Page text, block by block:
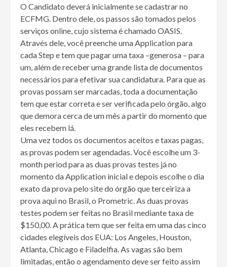
O Candidato deverá inicialmente se cadastrar no
ECFMG. Dentro dele, os passos são tomados pelos
serviços online, cujo sistema é chamado OASIS.
Através dele, você preenche uma Application para
cada Step e tem que pagar uma taxa –generosa – para
um, além de receber uma grande lista de documentos
necessários para efetivar sua candidatura. Para que as
provas possam ser marcadas, toda a documentação
tem que estar correta e ser verificada pelo órgão, algo
que demora cerca de um mês a partir do momento que
eles recebem lá.
Uma vez todos os documentos aceitos e taxas pagas,
as provas podem ser agendadas. Você escolhe um 3-
month period para as duas provas testes já no
momento da Application inicial e depois escolhe o dia
exato da prova pelo site do órgão que terceiriza a
prova aqui no Brasil, o Prometric. As duas provas
testes podem ser feitas no Brasil mediante taxa de
$150,00. A prática tem que ser feita em uma das cinco
cidades elegíveis dos EUA: Los Angeles, Houston,
Atlanta, Chicago e Filadelfia. As vagas são bem
limitadas, então o agendamento deve ser feito assim